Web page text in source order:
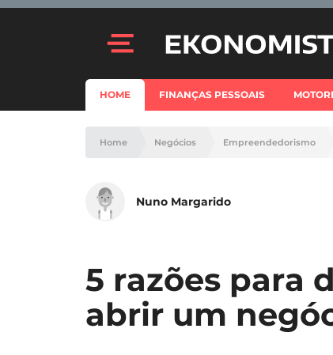
HOME FINANÇAS PESSOAIS
Home Negócios Empreendedorismo
Nuno Margarido
5 razões para
abrir um